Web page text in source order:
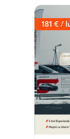
181 € /